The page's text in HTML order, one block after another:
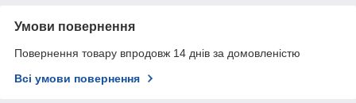
Умови повернення
Повернення товару впродовж 14 днів за домовленістю
Всі умови повернення